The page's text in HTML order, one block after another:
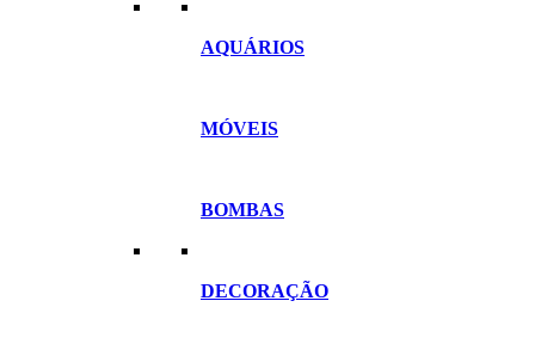
AQUÁRIOS
MÓVEIS
BOMBAS
DECORAÇÃO